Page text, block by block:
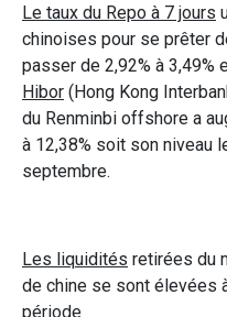
Le taux du Repo à 7 jours
chinoises pour se prêter
passer de 2,92% à 3,49%
Hibor (Hong Kong
du Renminbi offshore a
à 12,38% soit son niveau
septembre.
Les liquidités retirées du
de chine se sont élevées
période